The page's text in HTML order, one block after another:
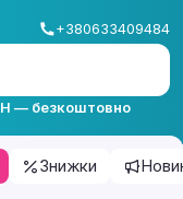
+380633409484
— безкоштовно
Знижки